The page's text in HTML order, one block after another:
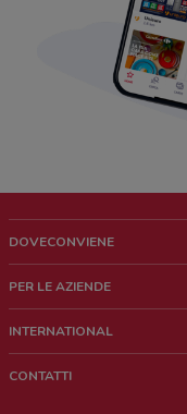
DOVECONVIENE
Chi siamo
Lavora con noi
PER LE AZIENDE
Richieste commerciali e
INTERNATIONAL
CONTATTI